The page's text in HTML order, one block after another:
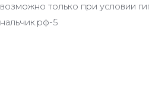
возможно только при условии
нальчик.рф-5